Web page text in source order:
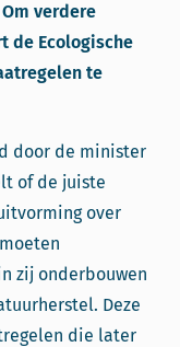
verdere
de Ecologische
te
door de minister
of de juiste
over
zij onderbouwen
Deze
die later